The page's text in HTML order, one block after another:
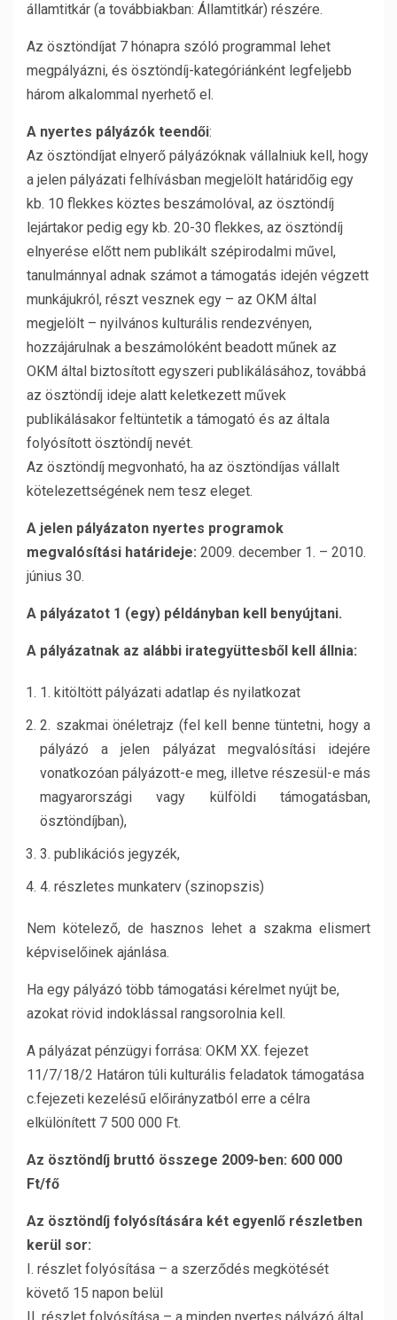
államtitkár (a továbbiakban: Államtitkár) részére.
Az ösztöndíjat 7 hónapra szóló programmal lehet
megpályázni, és ösztöndíj-kategóriánként legfeljebb
három alkalommal nyerhető el.
A nyertes pályázók teendői:
Az ösztöndíjat elnyerő pályázóknak vállalniuk kell, hogy
a jelen pályázati felhívásban megjelölt határidőig egy
kb. 10 flekkes köztes beszámolóval, az ösztöndíj
lejártakor pedig egy kb. 20-30 flekkes, az ösztöndíj
elnyerése előtt nem publikált szépirodalmi művel,
tanulmánnyal adnak számot a támogatás idején végzett
munkájukról, részt vesznek egy – az OKM által
megjelölt – nyilvános kulturális rendezvényen,
hozzájárulnak a beszámolóként beadott műnek az
OKM által biztosított egyszeri publikálásához, továbbá
az ösztöndíj ideje alatt keletkezett művek
publikálásakor feltüntetik a támogató és az általa
folyósított ösztöndíj nevét.
Az ösztöndíj megvonható, ha az ösztöndíjas vállalt
kötelezettségének nem tesz eleget.
A jelen pályázaton nyertes programok
megvalósítási határideje: 2009. december 1. – 2010.
június 30.
A pályázatot 1 (egy) példányban kell benyújtani.
A pályázatnak az alábbi irategyüttesből kell állnia:
1. kitöltött pályázati adatlap és nyilatkozat
2. szakmai önéletrajz (fel kell benne tüntetni, hogy a
pályázó a jelen pályázat megvalósítási idejére
vonatkozóan pályázott-e meg, illetve részesül-e más
magyarországi vagy külföldi támogatásban,
ösztöndíjban),
3. publikációs jegyzék,
4. részletes munkaterv (szinopszis)
Nem kötelező, de hasznos lehet a szakma elismert
képviselőinek ajánlása.
Ha egy pályázó több támogatási kérelmet nyújt be,
azokat rövid indoklással rangsorolnia kell.
A pályázat pénzügyi forrása: OKM XX. fejezet
11/7/18/2 Határon túli kulturális feladatok támogatása
c.fejezeti kezelésű előirányzatból erre a célra
elkülönített 7 500 000 Ft.
Az ösztöndíj bruttó összege 2009-ben: 600 000
Ft/fő
Az ösztöndíj folyósítására két egyenlő részletben
kerül sor:
I. részlet folyósítása – a szerződés megkötését
követő 15 napon belül